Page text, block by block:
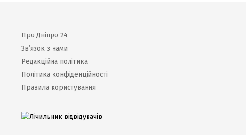
Про Дніпро 24
Зв’язок з нами
Редакційна політика
Політика конфіденційності
Правила користування